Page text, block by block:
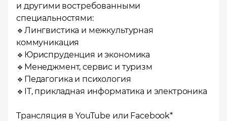
и другими востребованными
специальностями:
🔹Лингвистика и межкультурная
коммуникация
🔹Юриспруденция и экономика
🔹Менеджмент, сервис и туризм
🔹Педагогика и психология
🔹IT, прикладная информатика и электроника
Трансляция вYouTube или Facebook*